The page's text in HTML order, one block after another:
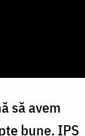
să avem
bune. IPS